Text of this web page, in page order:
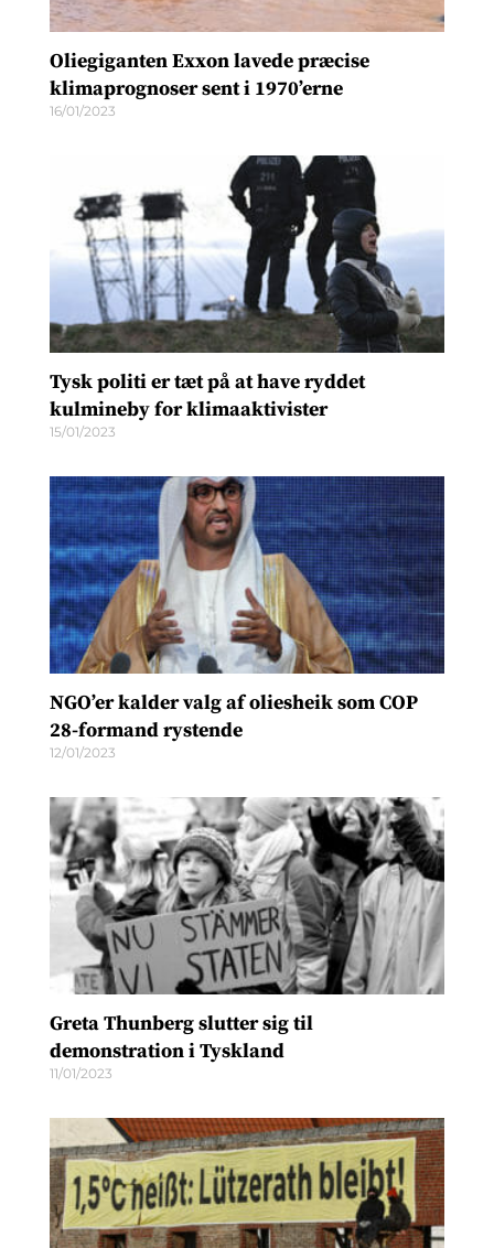
Oliegiganten Exxon lavede præcise
klimaprognoser sent i 1970’erne
16/01/2023
Tysk politi er tæt på at have ryddet
kulmineby for klimaaktivister
15/01/2023
NGO’er kalder valg af oliesheik som COP
28-formand rystende
12/01/2023
Greta Thunberg slutter sig til
demonstration i Tyskland
11/01/2023